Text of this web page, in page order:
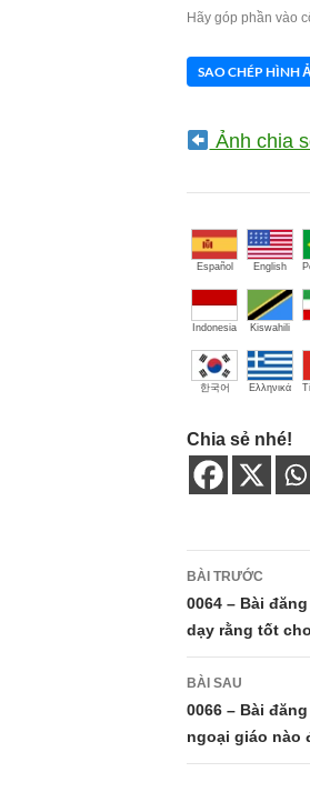
Hãy góp phần vào
SAO CHÉP HÌNH
Ảnh chia
Español English
Indonesia Kiswahili
한국어 Ελληνικά
Chia sẻ nhé!
Điều
hướng
bài
viết
BÀI TRƯỚC
0064 – Bài
dạy rằng tốt
BÀI SAU
0066 – Bài
ngoại giáo